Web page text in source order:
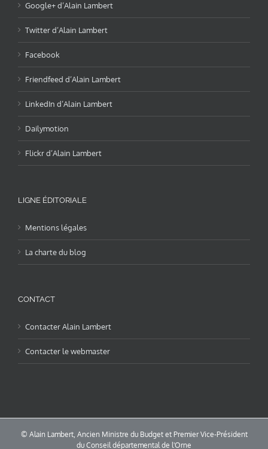
Google+ d’Alain Lambert
Twitter d’Alain Lambert
Facebook
Friendfeed d’Alain Lambert
LinkedIn d’Alain Lambert
Dailymotion
Flickr d’Alain Lambert
LIGNE ÉDITORIALE
Mentions légales
La charte du blog
CONTACT
Contacter Alain Lambert
Contacter le webmaster
© Alain Lambert, Ancien Ministre du Budget et Premier Vice-Président
du Conseil départemental de l'Orne